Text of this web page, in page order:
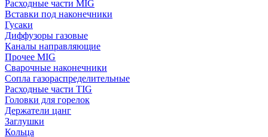
Расходные части MIG
Вставки под наконечники
Гусаки
Диффузоры газовые
Каналы направляющие
Прочее MIG
Сварочные наконечники
Сопла газораспределительные
Расходные части TIG
Головки для горелок
Держатели цанг
Заглушки
Кольца